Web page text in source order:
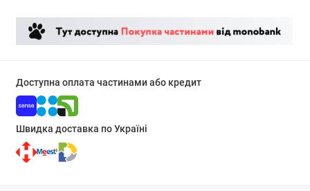
Доступна оплата частинами або кредит
Швидка доставка по Україні